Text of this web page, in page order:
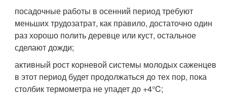
посадочные работы в осенний период требуют
меньших трудозатрат, как правило, достаточно один
раз хорошо полить деревце или куст, остальное
сделают дожди;
активный рост корневой системы молодых саженцев
в этот период будет продолжаться до тех пор, пока
столбик термометра не упадет до +4°C;